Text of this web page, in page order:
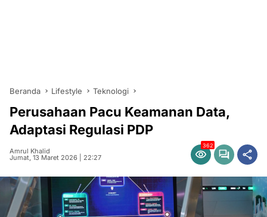
Beranda Lifestyle Teknologi
Perusahaan Pacu Keamanan Data,
Adaptasi Regulasi PDP
Amrul Khalid
Jumat, 13 Maret 2026 | 22:27
362